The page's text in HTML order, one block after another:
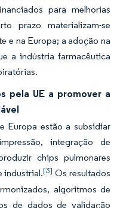
para melhorias
prazo materializam-se
e na Europa; a adoção na
a indústria farmacêutica
pela UE a promover a
Europa estão a subsidiar
integração de
chips pulmonares
industrial.[3] Os resultados
algoritmos de
de dados de validação